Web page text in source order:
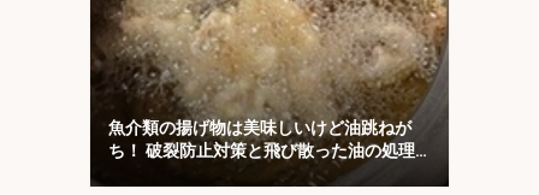
魚介類の揚げ物は美味しいけど油跳ねが
ち！ 破裂防止対策と飛び散った油の処理